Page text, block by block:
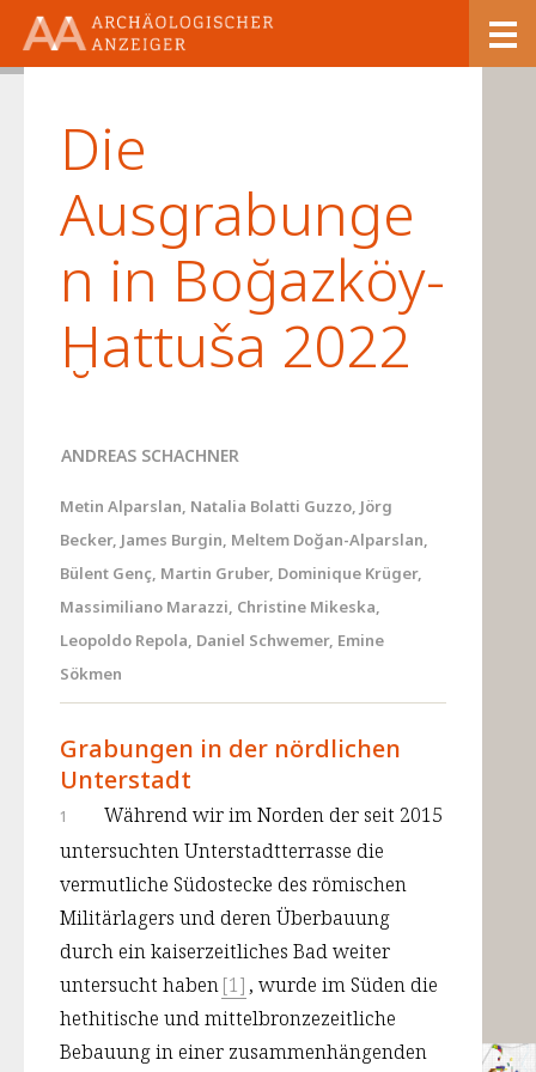
23/1
Die
Ausgrabunge
n in Boğazköy-
Ḫattuša 2022
ANDREAS SCHACHNER
Metin Alparslan, Natalia Bolatti Guzzo, Jörg
Becker, James Burgin, Meltem Doğan-Alparslan,
Bülent Genç, Martin Gruber, Dominique Krüger,
Massimiliano Marazzi, Christine Mikeska,
Leopoldo Repola, Daniel Schwemer, Emine
Sökmen
Grabungen in der nördlichen
Unterstadt
1
Während wir im Norden der seit 2015
untersuchten Unterstadtterrasse die
vermutliche Südostecke des römischen
Militärlagers und deren Überbauung
durch ein kaiserzeitliches Bad weiter
untersucht haben[1] , wurde im Süden die
hethitische und mittelbronzezeitliche
Bebauung in einer zusammenhängenden